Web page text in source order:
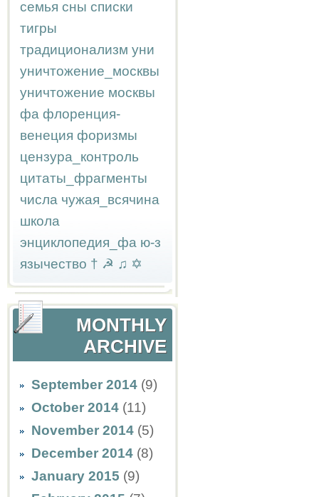
семья сны списки
тигры
традиционализм уни
уничтожение_москвы
уничтожение москвы
фа флоренция-
венеция форизмы
цензура_контроль
цитаты_фрагменты
числа чужая_всячина
школа
энциклопедия_фа ю-з
язычество † ☭ ♫ ✡
MONTHLY
ARCHIVE
September 2014 (9)
October 2014 (11)
November 2014 (5)
December 2014 (8)
January 2015 (9)